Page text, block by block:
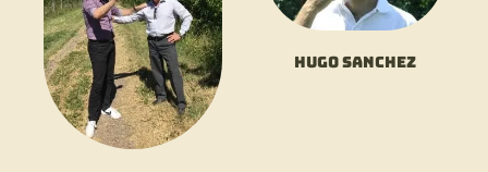
Hugo Sanchez